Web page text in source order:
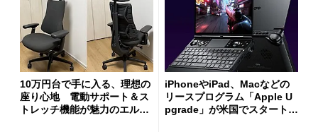
10万円台で手に入る、理想の
座り心地 電動サポート＆ス
トレッチ機能が魅力のエルゴ
iPhoneやiPad、Macなどの
リースプログラム「Apple U
pgrade」が米国でスタート／